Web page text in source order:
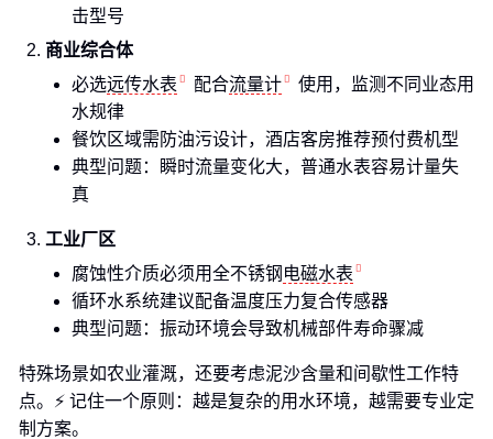
击型号
商业综合体
必选远传水表 配合流量计
使用，监测不同业态用
水规律
餐饮区域需防油污设计，酒店客房推荐预付费机型
典型问题：瞬时流量变化大，普通水表容易计量失
真
工业厂区
腐蚀性介质必须用全不锈钢 电磁水表
循环水系统建议配备温度压力复合传感器
典型问题：振动环境会导致机械部件寿命骤减
特殊场景如农业灌溉，还要考虑泥沙含量和间歇性工作特
点。⚡ 记住一个原则：越是复杂的用水环境，越需要专业定
制方案。